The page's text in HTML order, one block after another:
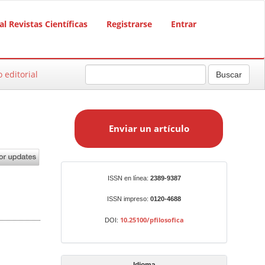
Revistas Científicas Registrarse Entrar
editorial Buscar
a
t
í
Enviar un artículo
ISSN en línea: 2389-9387
ISSN impreso: 0120-4688
DOI: 10.25100/pfilosofica